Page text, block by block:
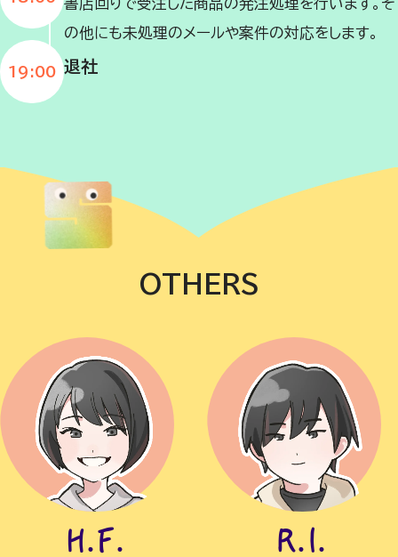
書店回りで受注した商品の発注処理を行います。そ
の他にも未処理のメールや案件の対応をします。
19:00 退社
OTHERS
H.F. R.I.